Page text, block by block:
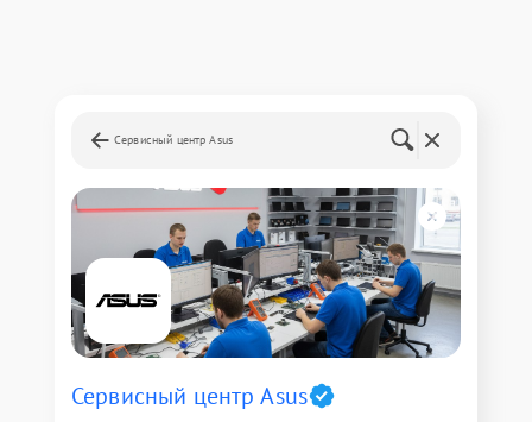
Сервисный центр Asus
Сервисный центр Asus